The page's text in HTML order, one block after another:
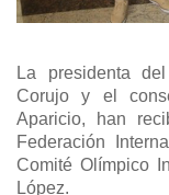
La presidenta
Corujo y el
Aparicio, han
Federación
Comité Olímpico
López.